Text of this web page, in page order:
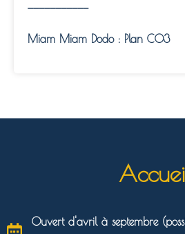
———————————
Miam Miam Dodo : Plan C03
Ouvert d'avril à septembre